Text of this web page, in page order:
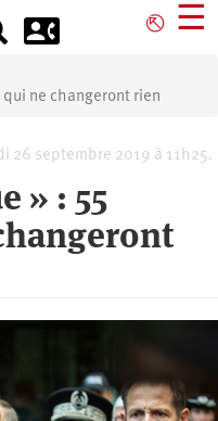
⎋ ☰
ne changeront rien
26 septembre 2019 à 11h25.
» : 55